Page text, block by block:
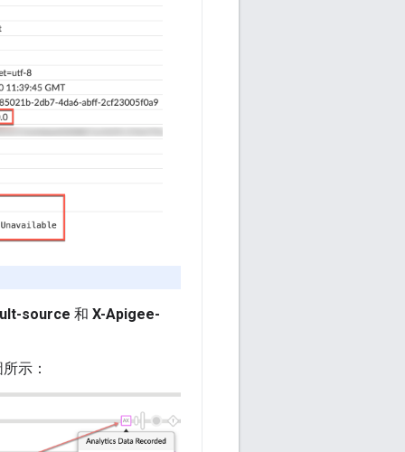
source 和 X-Apigee-
示：